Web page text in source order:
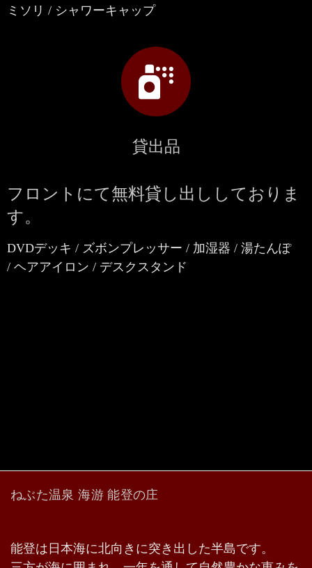
ミソリ / シャワーキャップ
貸出品
フロントにて無料貸し出ししておりま
す。
DVDデッキ / ズボンプレッサー / 加湿器 / 湯たんぽ
/ ヘアアイロン / デスクスタンド
ねぶた温泉 海游 能登の庄
能登は日本海に北向きに突き出した半島です。